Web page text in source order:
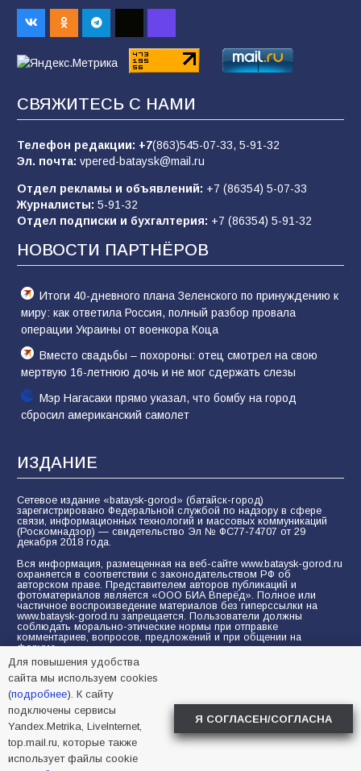
Командовал боем до последнего: герой
Евгений Остапенко
05.08.2026
Батайчане вышли в финал Всероссийского
конкурса «Большая перемена»
62 04.08.2026
В детском саду № 17 прошёл конкурс «Мини-
Мисс»
53 08.08.2026
СВЯЖИТЕСЬ С НАМИ
Телефон редакции: +7(863)545-07-33, 5-91-32
Эл. почта: vpered-bataysk@mail.ru
Отдел рекламы и объявлений: +7 (86354) 5-07-33
Журналисты: 5-91-32
Отдел подписки и бухгалтерия: +7 (86354) 5-91-32
НОВОСТИ ПАРТНЁРОВ
Итоги 40-дневного плана Зеленского по принуждению к
миру: как ответила Россия, полный разбор провала
операции Украины от военкора Коца
Вместо свадьбы – похороны: отец смотрел на свою
мертвую 16-летнюю дочь и не мог сдержать слезы
Мэр Нагасаки прямо указал, что бомбу на город
сбросил американский самолет
ИЗДАНИЕ
Сетевое издание «bataysk-gorod» (батайск-город)
зарегистрировано Федеральной службой по надзору в сфере
связи, информационных технологий и массовых коммуникаций
(Роскомнадзор) — свидетельство Эл № ФС77-74707 от 29
декабря 2018 года.
Вся информация, размещенная на веб-сайте www.bataysk-gorod.ru
охраняется в соответствии с законодательством РФ об
авторском праве. Представителем авторов публикаций и
фотоматериалов является «ООО БИА Вперёд». Полное или
частичное воспроизведение материалов без гиперссылки на
www.bataysk-gorod.ru запрещается. Пользователи должны
соблюдать морально-этические нормы при отправке
комментариев, вопросов, предложений и при общении на
форуме.
Политика конфиденциальности и защиты информации
Согласие на обработку персональных данных с помощью
сервисов Yandex.Metrika, LiveInternet, top.mail.ru
© 2005-2026 БИА «ВПЕРЕД»
Для повышения удобства
сайта мы используем cookies
(подробнее). К сайту
подключены сервисы
Yandex.Metrika, LiveInternet,
top.mail.ru, которые также
использует файлы cookie
Я СОГЛАСЕН/СОГЛАСНА